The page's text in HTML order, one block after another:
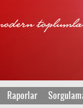
Raporlar